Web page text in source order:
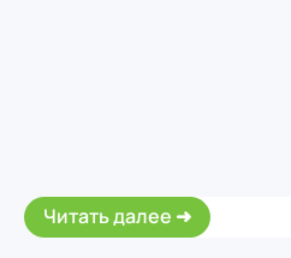
Читать далее